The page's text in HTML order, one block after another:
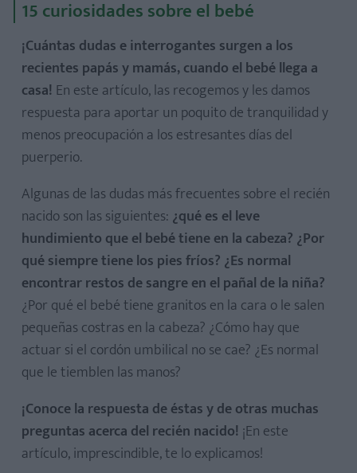
15 curiosidades sobre el bebé
¡Cuántas dudas e interrogantes surgen a los
recientes papás y mamás, cuando el bebé llega a
casa! En este artículo, las recogemos y les damos
respuesta para aportar un poquito de tranquilidad y
menos preocupación a los estresantes días del
puerperio.
Algunas de las dudas más frecuentes sobre el recién
nacido son las siguientes: ¿qué es el leve
hundimiento que el bebé tiene en la cabeza? ¿Por
qué siempre tiene los pies fríos? ¿Es normal
encontrar restos de sangre en el pañal de la niña?
¿Por qué el bebé tiene granitos en la cara o le salen
pequeñas costras en la cabeza? ¿Cómo hay que
actuar si el cordón umbilical no se cae? ¿Es normal
que le tiemblen las manos?
¡Conoce la respuesta de éstas y de otras muchas
preguntas acerca del recién nacido! ¡En este
artículo, imprescindible, te lo explicamos!